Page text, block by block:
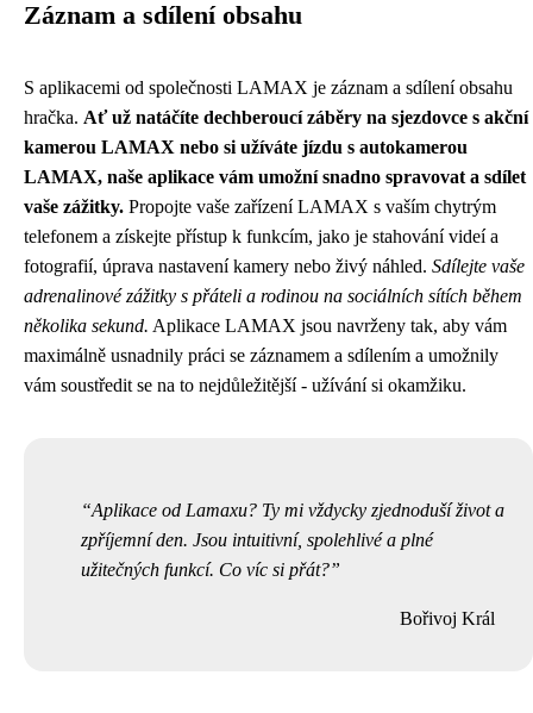
Záznam a sdílení obsahu
S aplikacemi od společnosti LAMAX je záznam a sdílení obsahu
hračka. Ať už natáčíte dechberoucí záběry na sjezdovce s akční
kamerou LAMAX nebo si užíváte jízdu s autokamerou
LAMAX, naše aplikace vám umožní snadno spravovat a sdílet
vaše zážitky. Propojte vaše zařízení LAMAX s vaším chytrým
telefonem a získejte přístup k funkcím, jako je stahování videí a
fotografií, úprava nastavení kamery nebo živý náhled. Sdílejte vaše
adrenalinové zážitky s přáteli a rodinou na sociálních sítích během
několika sekund. Aplikace LAMAX jsou navrženy tak, aby vám
maximálně usnadnily práci se záznamem a sdílením a umožnily
vám soustředit se na to nejdůležitější - užívání si okamžiku.
Aplikace od Lamaxu? Ty mi vždycky zjednoduší život a
zpříjemní den. Jsou intuitivní, spolehlivé a plné
užitečných funkcí. Co víc si přát?
Bořivoj Král